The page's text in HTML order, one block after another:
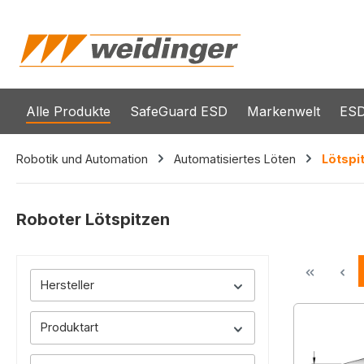
Alle Produkte SafeGuard ESD Markenwelt
Robotik und Automation Automatisiertes Löten
Roboter Lötspitzen
Hersteller
Produktart